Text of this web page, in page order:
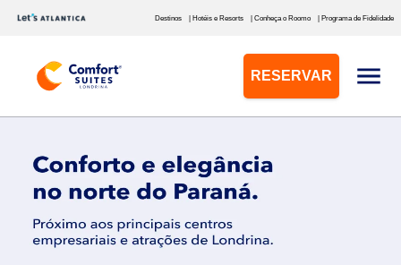
Destinos | Hotéis e Resorts | Conheça o Roomo | Programa de Fidelidade
RESERVAR